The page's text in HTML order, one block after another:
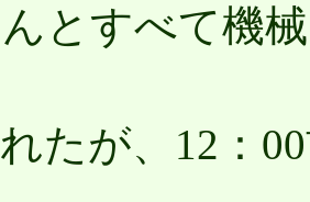
とすべて機
たが、12：